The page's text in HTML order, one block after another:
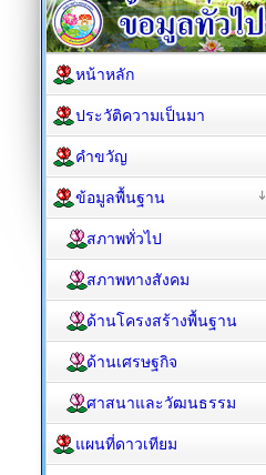
หน้าหลัก
ประวัติความเป็นมา
คำขวัญ
ข้อมูลพื้นฐาน
สภาพทั่วไป
สภาพทางสังคม
ด้านโครงสร้างพื้นฐาน
ด้านเศรษฐกิจ
ศาสนาและวัฒนธรรม
แผนที่ดาวเทียม